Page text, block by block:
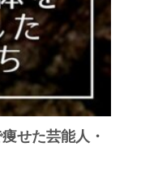
せた芸能人・